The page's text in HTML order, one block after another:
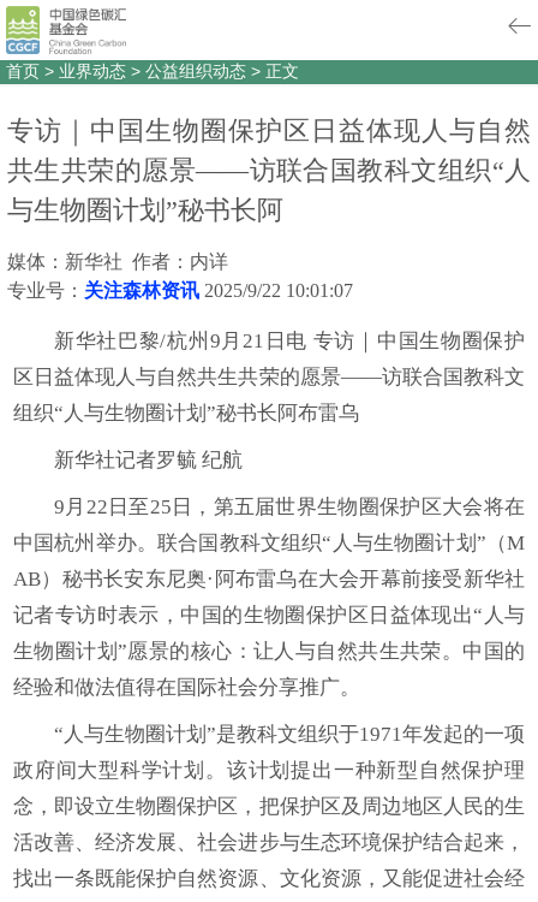
首页 > 业界动态 > 公益组织动态 > 正文
专访｜中国生物圈保护区日益体现人与自然
共生共荣的愿景——访联合国教科文组织“人
与生物圈计划”秘书长阿
媒体：新华社 作者：内详
专业号： 关注森林资讯 2025/9/22 10:01:07
新华社巴黎/杭州9月21日电 专访｜中国生物圈保护
区日益体现人与自然共生共荣的愿景——访联合国教科文
组织“人与生物圈计划”秘书长阿布雷乌
新华社记者罗毓 纪航
9月22日至25日，第五届世界生物圈保护区大会将在
中国杭州举办。联合国教科文组织“人与生物圈计划”（M
AB）秘书长安东尼奥·阿布雷乌在大会开幕前接受新华社
记者专访时表示，中国的生物圈保护区日益体现出“人与
生物圈计划”愿景的核心：让人与自然共生共荣。中国的
经验和做法值得在国际社会分享推广。
“人与生物圈计划”是教科文组织于1971年发起的一项
政府间大型科学计划。该计划提出一种新型自然保护理
念，即设立生物圈保护区，把保护区及周边地区人民的生
活改善、经济发展、社会进步与生态环境保护结合起来，
找出一条既能保护自然资源、文化资源，又能促进社会经